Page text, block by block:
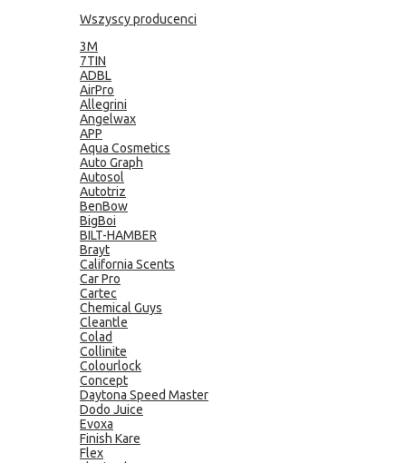
Wszyscy producenci
3M
7TIN
ADBL
AirPro
Allegrini
Angelwax
APP
Aqua Cosmetics
Auto Graph
Autosol
Autotriz
BenBow
BigBoi
BILT-HAMBER
Brayt
California Scents
Car Pro
Cartec
Chemical Guys
Cleantle
Colad
Collinite
Colourlock
Concept
Daytona Speed Master
Dodo Juice
Evoxa
Finish Kare
Flex